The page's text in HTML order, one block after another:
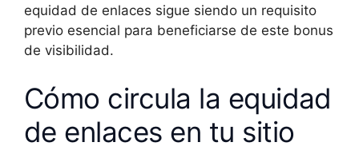
equidad de enlaces sigue siendo un requisito
previo esencial para beneficiarse de este bonus
de visibilidad.
Cómo circula la equidad
de enlaces en tu sitio